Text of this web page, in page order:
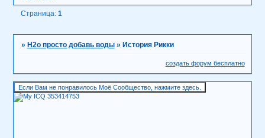
Страница: 1
» H2о просто добавь воды » История Рикки
создать форум бесплатно